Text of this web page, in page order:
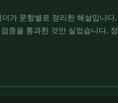
더가 문항별로 정리한 해설입니다.
증을 통과한 것만 실었습니다.